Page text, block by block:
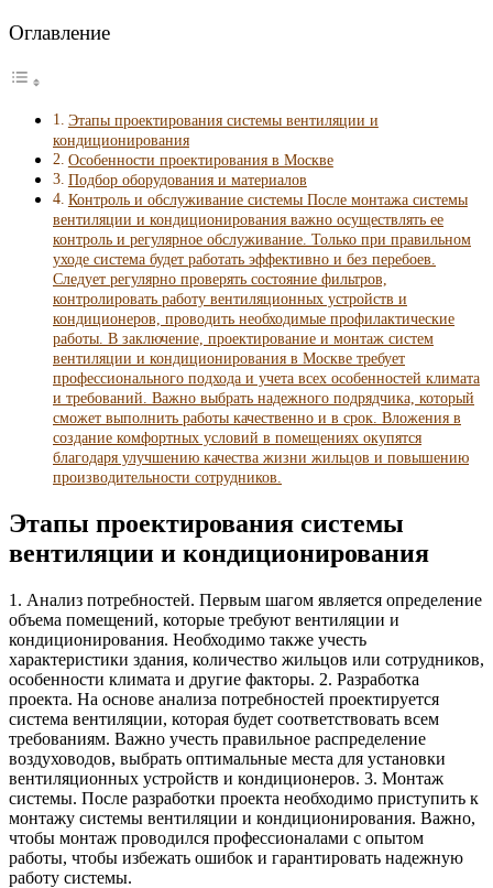
Оглавление
Этапы проектирования системы вентиляции и
кондиционирования
Особенности проектирования в Москве
Подбор оборудования и материалов
Контроль и обслуживание системы После монтажа системы
вентиляции и кондиционирования важно осуществлять ее
контроль и регулярное обслуживание. Только при правильном
уходе система будет работать эффективно и без перебоев.
Следует регулярно проверять состояние фильтров,
контролировать работу вентиляционных устройств и
кондиционеров, проводить необходимые профилактические
работы. В заключение, проектирование и монтаж систем
вентиляции и кондиционирования в Москве требует
профессионального подхода и учета всех особенностей климата
и требований. Важно выбрать надежного подрядчика, который
сможет выполнить работы качественно и в срок. Вложения в
создание комфортных условий в помещениях окупятся
благодаря улучшению качества жизни жильцов и повышению
производительности сотрудников.
Этапы проектирования системы
вентиляции и кондиционирования
1. Анализ потребностей. Первым шагом является определение
объема помещений, которые требуют вентиляции и
кондиционирования. Необходимо также учесть
характеристики здания, количество жильцов или сотрудников,
особенности климата и другие факторы. 2. Разработка
проекта. На основе анализа потребностей проектируется
система вентиляции, которая будет соответствовать всем
требованиям. Важно учесть правильное распределение
воздуховодов, выбрать оптимальные места для установки
вентиляционных устройств и кондиционеров. 3. Монтаж
системы. После разработки проекта необходимо приступить к
монтажу системы вентиляции и кондиционирования. Важно,
чтобы монтаж проводился профессионалами с опытом
работы, чтобы избежать ошибок и гарантировать надежную
работу системы.